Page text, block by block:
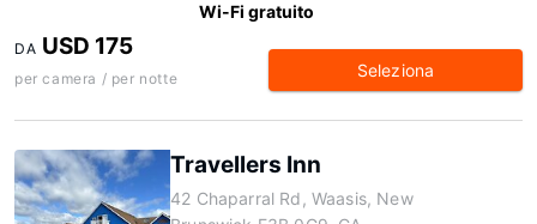
Wi-Fi gratuito
DA USD 175
per camera / per notte Seleziona
Travellers Inn
42 Chaparral Rd, Waasis, New